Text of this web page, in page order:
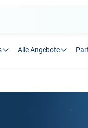
Alle Angebote